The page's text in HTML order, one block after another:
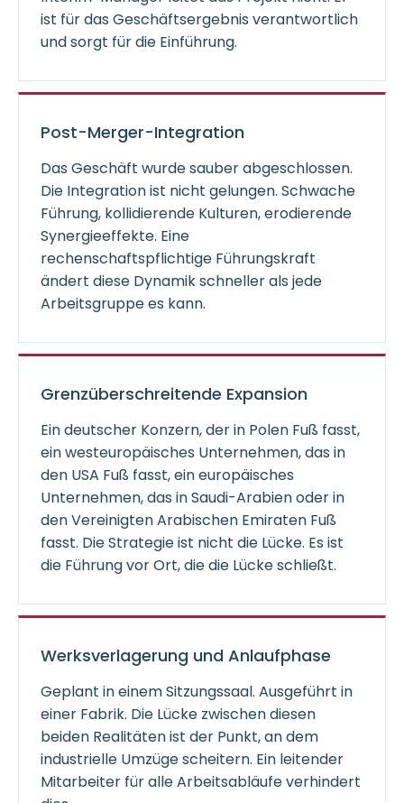
ist für das Geschäftsergebnis verantwortlich
und sorgt für die Einführung.
Post-Merger-Integration
Das Geschäft wurde sauber abgeschlossen.
Die Integration ist nicht gelungen. Schwache
Führung, kollidierende Kulturen, erodierende
Synergieeffekte. Eine
rechenschaftspflichtige Führungskraft
ändert diese Dynamik schneller als jede
Arbeitsgruppe es kann.
Grenzüberschreitende Expansion
Ein deutscher Konzern, der in Polen Fuß fasst,
ein westeuropäisches Unternehmen, das in
den USA Fuß fasst, ein europäisches
Unternehmen, das in Saudi-Arabien oder in
den Vereinigten Arabischen Emiraten Fuß
fasst. Die Strategie ist nicht die Lücke. Es ist
die Führung vor Ort, die die Lücke schließt.
Werksverlagerung und Anlaufphase
Geplant in einem Sitzungssaal. Ausgeführt in
einer Fabrik. Die Lücke zwischen diesen
beiden Realitäten ist der Punkt, an dem
industrielle Umzüge scheitern. Ein leitender
Mitarbeiter für alle Arbeitsabläufe verhindert